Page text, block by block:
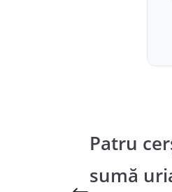
Patru
sumă